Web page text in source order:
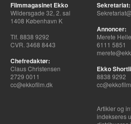
Filmmagasinet Ekko
Wildersgade 32, 2. sal
1408 København K
Tlf. 8838 9292
CVR. 3468 8443
Chefredaktør:
Claus Christensen
2729 0011
cc@ekkofilm.dk
Sekretariat:
Annoncer:
Merete
6111 5851
Ekko
8838 9292
Artikler og
indekseres